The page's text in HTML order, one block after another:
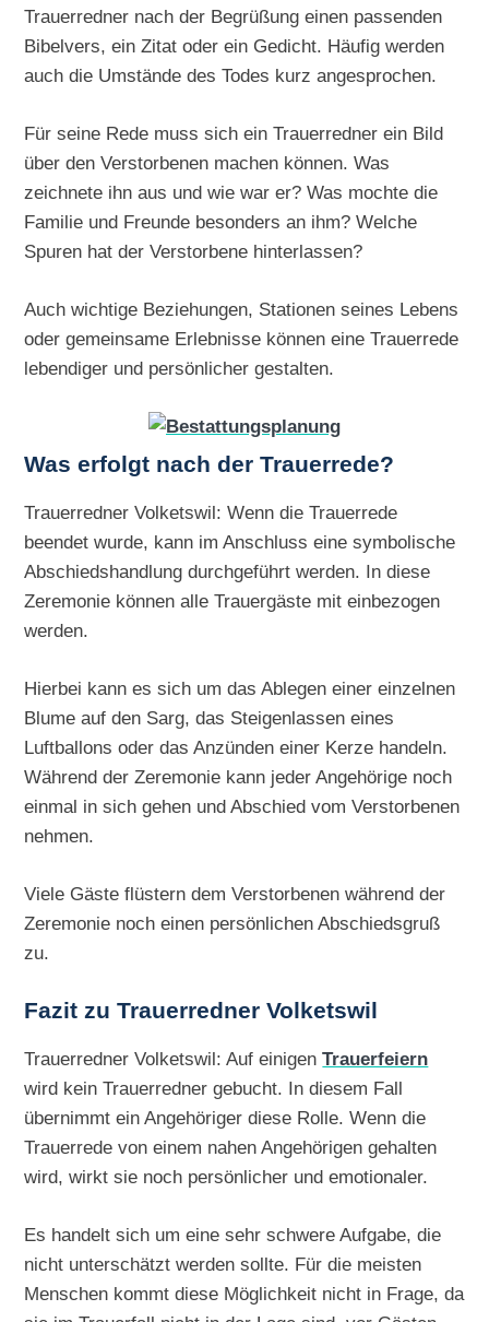
Trauerredner nach der Begrüßung einen passenden
Bibelvers, ein Zitat oder ein Gedicht. Häufig werden
auch die Umstände des Todes kurz angesprochen.
Für seine Rede muss sich ein Trauerredner ein Bild
über den Verstorbenen machen können. Was
zeichnete ihn aus und wie war er? Was mochte die
Familie und Freunde besonders an ihm? Welche
Spuren hat der Verstorbene hinterlassen?
Auch wichtige Beziehungen, Stationen seines Lebens
oder gemeinsame Erlebnisse können eine Trauerrede
lebendiger und persönlicher gestalten.
Was erfolgt nach der Trauerrede?
Trauerredner Volketswil: Wenn die Trauerrede
beendet wurde, kann im Anschluss eine symbolische
Abschiedshandlung durchgeführt werden. In diese
Zeremonie können alle Trauergäste mit einbezogen
werden.
Hierbei kann es sich um das Ablegen einer einzelnen
Blume auf den Sarg, das Steigenlassen eines
Luftballons oder das Anzünden einer Kerze handeln.
Während der Zeremonie kann jeder Angehörige noch
einmal in sich gehen und Abschied vom Verstorbenen
nehmen.
Viele Gäste flüstern dem Verstorbenen während der
Zeremonie noch einen persönlichen Abschiedsgruß
zu.
Fazit zu Trauerredner Volketswil
Trauerredner Volketswil: Auf einigenTrauerfeiern
wird kein Trauerredner gebucht. In diesem Fall
übernimmt ein Angehöriger diese Rolle. Wenn die
Trauerrede von einem nahen Angehörigen gehalten
wird, wirkt sie noch persönlicher und emotionaler.
Es handelt sich um eine sehr schwere Aufgabe, die
nicht unterschätzt werden sollte. Für die meisten
Menschen kommt diese Möglichkeit nicht in Frage, da